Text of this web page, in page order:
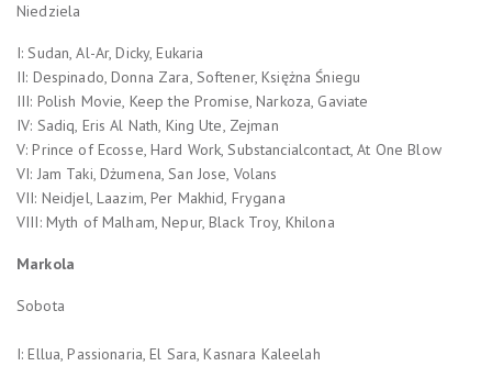
Niedziela
I: Sudan, Al-Ar, Dicky, Eukaria
II: Despinado, Donna Zara, Softener, Księżna Śniegu
III: Polish Movie, Keep the Promise, Narkoza, Gaviate
IV: Sadiq, Eris Al Nath, King Ute, Zejman
V: Prince of Ecosse, Hard Work, Substancialcontact, At One Blow
VI: Jam Taki, Dżumena, San Jose, Volans
VII: Neidjel, Laazim, Per Makhid, Frygana
VIII: Myth of Malham, Nepur, Black Troy, Khilona
Markola
Sobota
I: Ellua, Passionaria, El Sara, Kasnara Kaleelah